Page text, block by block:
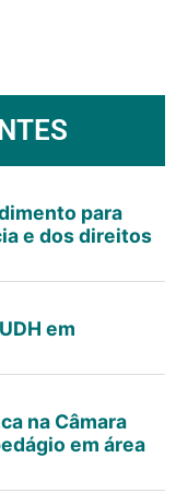
para
e dos direitos
em
na Câmara
em área